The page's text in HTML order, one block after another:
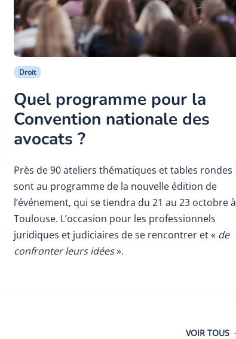
Droit
Quel programme pour la
Convention nationale des
avocats ?
Près de 90 ateliers thématiques et tables rondes
sont au programme de la nouvelle édition de
l’événement, qui se tiendra du 21 au 23 octobre à
Toulouse. L’occasion pour les professionnels
juridiques et judiciaires de se rencontrer et « de
confronter leurs idées».
VOIR TOUS